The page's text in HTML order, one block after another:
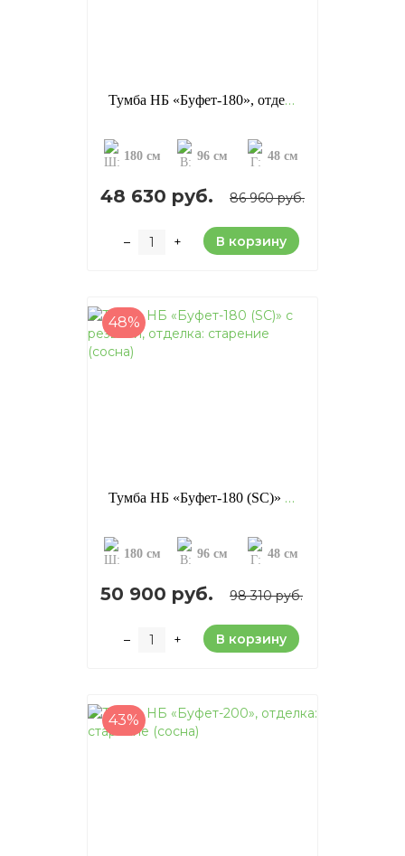
Тумба НБ «Буфет-180», отделка: старение (сосна)
180 см 96 см 48 см
48 630 руб. 86 960 руб.
– + В корзину
48%
Тумба НБ «Буфет-180 (SC)» с резьбой, отделка: старение (сосна)
180 см 96 см 48 см
50 900 руб. 98 310 руб.
– + В корзину
43%